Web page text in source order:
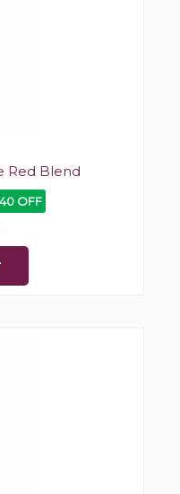
Red Blend
OFF